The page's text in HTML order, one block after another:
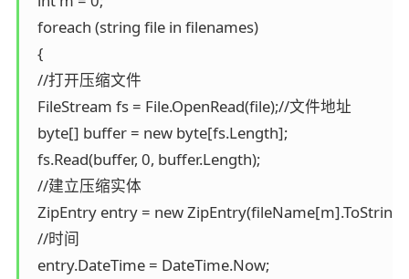
  foreach (string file in filenames)
  {
  //打开压缩文件
  FileStream fs = File.OpenRead(file);//文件地址
  byte[] buffer = new byte[fs.Length];
  fs.Read(buffer, 0, buffer.Length);
  //建立压缩实体
ZipEntry entry = new
  //时间
  entry.DateTime = DateTime.Now;